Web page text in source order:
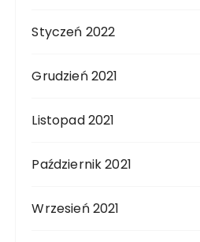
Styczeń 2022
Grudzień 2021
Listopad 2021
Październik 2021
Wrzesień 2021